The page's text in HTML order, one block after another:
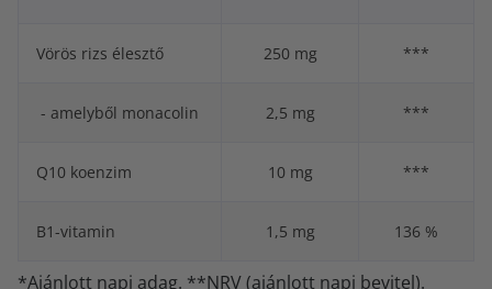
Vörös rizs élesztő 250 mg ***
- amelyből monacolin 2,5 mg ***
Q10 koenzim 10 mg ***
B1-vitamin 1,5 mg 136 %
*Ajánlott napi adag. **NRV (ajánlott napi bevitel).